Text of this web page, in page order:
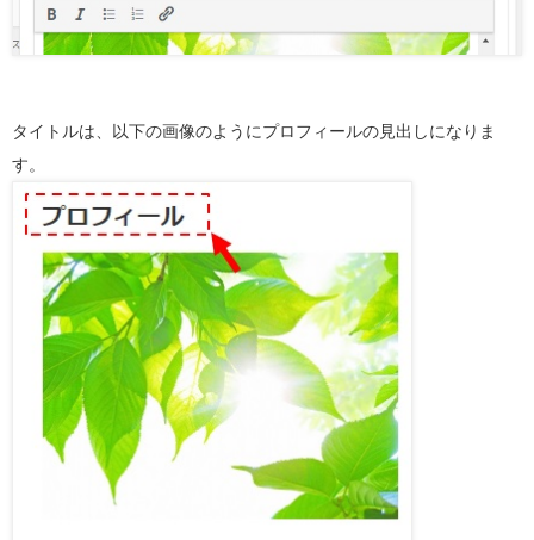
タイトルは、以下の画像のようにプロフィールの見出しになりま
す。